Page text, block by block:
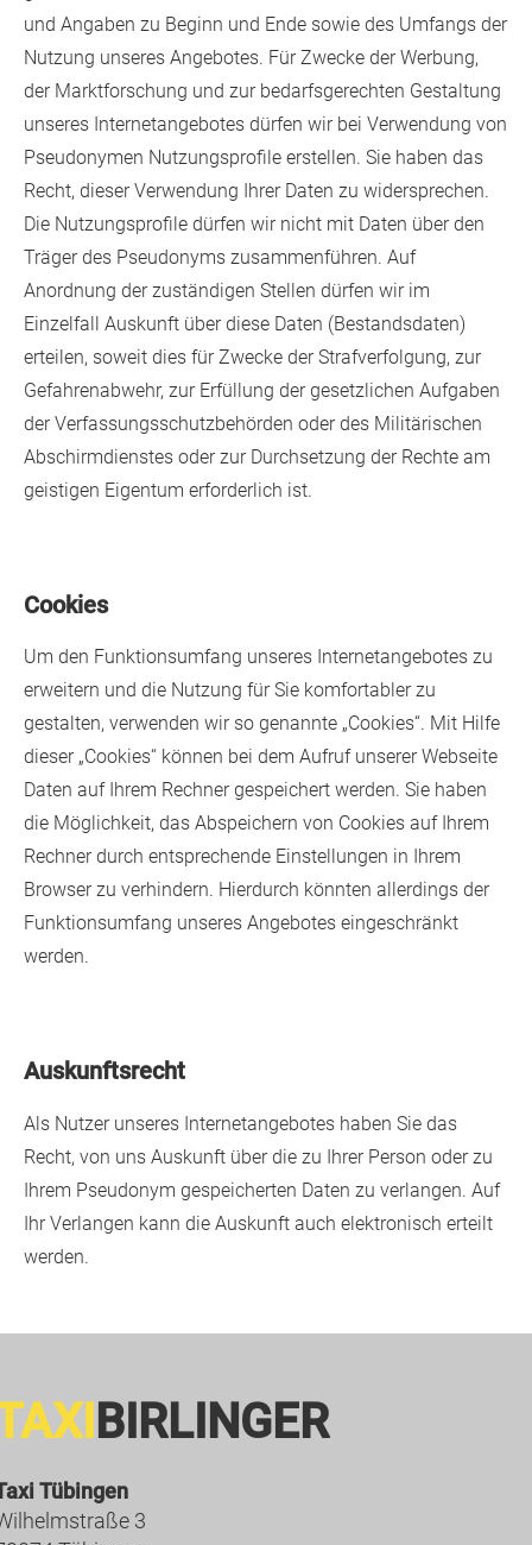
und Angaben zu Beginn und Ende sowie des Umfangs der
Nutzung unseres Angebotes. Für Zwecke der Werbung,
der Marktforschung und zur bedarfsgerechten Gestaltung
unseres Internetangebotes dürfen wir bei Verwendung von
Pseudonymen Nutzungsprofile erstellen. Sie haben das
Recht, dieser Verwendung Ihrer Daten zu widersprechen.
Die Nutzungsprofile dürfen wir nicht mit Daten über den
Träger des Pseudonyms zusammenführen. Auf
Anordnung der zuständigen Stellen dürfen wir im
Einzelfall Auskunft über diese Daten (Bestandsdaten)
erteilen, soweit dies für Zwecke der Strafverfolgung, zur
Gefahrenabwehr, zur Erfüllung der gesetzlichen Aufgaben
der Verfassungsschutzbehörden oder des Militärischen
Abschirmdienstes oder zur Durchsetzung der Rechte am
geistigen Eigentum erforderlich ist.
Cookies
Um den Funktionsumfang unseres Internetangebotes zu
erweitern und die Nutzung für Sie komfortabler zu
gestalten, verwenden wir so genannte „Cookies“. Mit Hilfe
dieser „Cookies“ können bei dem Aufruf unserer Webseite
Daten auf Ihrem Rechner gespeichert werden. Sie haben
die Möglichkeit, das Abspeichern von Cookies auf Ihrem
Rechner durch entsprechende Einstellungen in Ihrem
Browser zu verhindern. Hierdurch könnten allerdings der
Funktionsumfang unseres Angebotes eingeschränkt
werden.
Auskunftsrecht
Als Nutzer unseres Internetangebotes haben Sie das
Recht, von uns Auskunft über die zu Ihrer Person oder zu
Ihrem Pseudonym gespeicherten Daten zu verlangen. Auf
Ihr Verlangen kann die Auskunft auch elektronisch erteilt
werden.
BIRLINGER
Tübingen
3